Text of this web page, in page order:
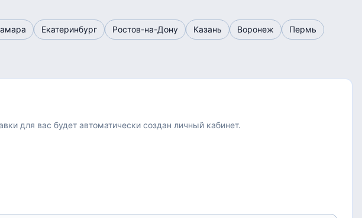
Екатеринбург Ростов-на-Дону Казань Воронеж
Пермь
для вас будет автоматически создан личный кабинет.